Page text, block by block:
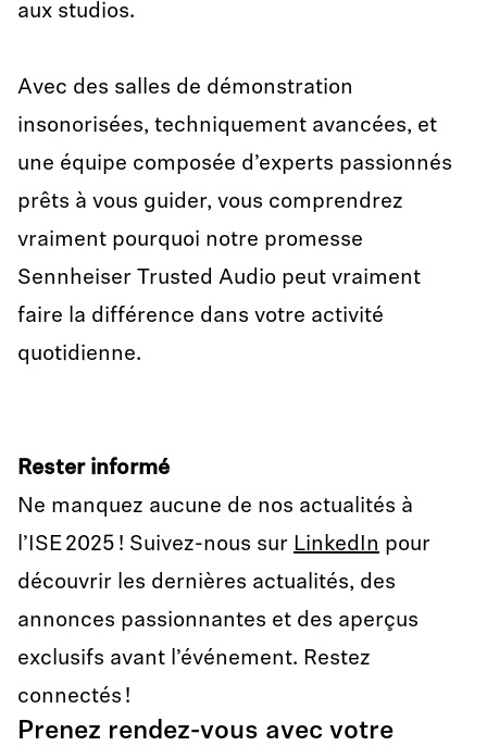
aux studios.
Avec des salles de démonstration
insonorisées, techniquement avancées, et
une équipe composée d’experts passionnés
prêts à vous guider, vous comprendrez
vraiment pourquoi notre promesse
Sennheiser Trusted Audio peut vraiment
faire la différence dans votre activité
quotidienne.
Rester informé
Ne manquez aucune de nos actualités à
l’ISE 2025 ! Suivez-nous sur LinkedIn pour
découvrir les dernières actualités, des
annonces passionnantes et des aperçus
exclusifs avant l’événement. Restez
connectés !
Prenez rendez-vous avec votre